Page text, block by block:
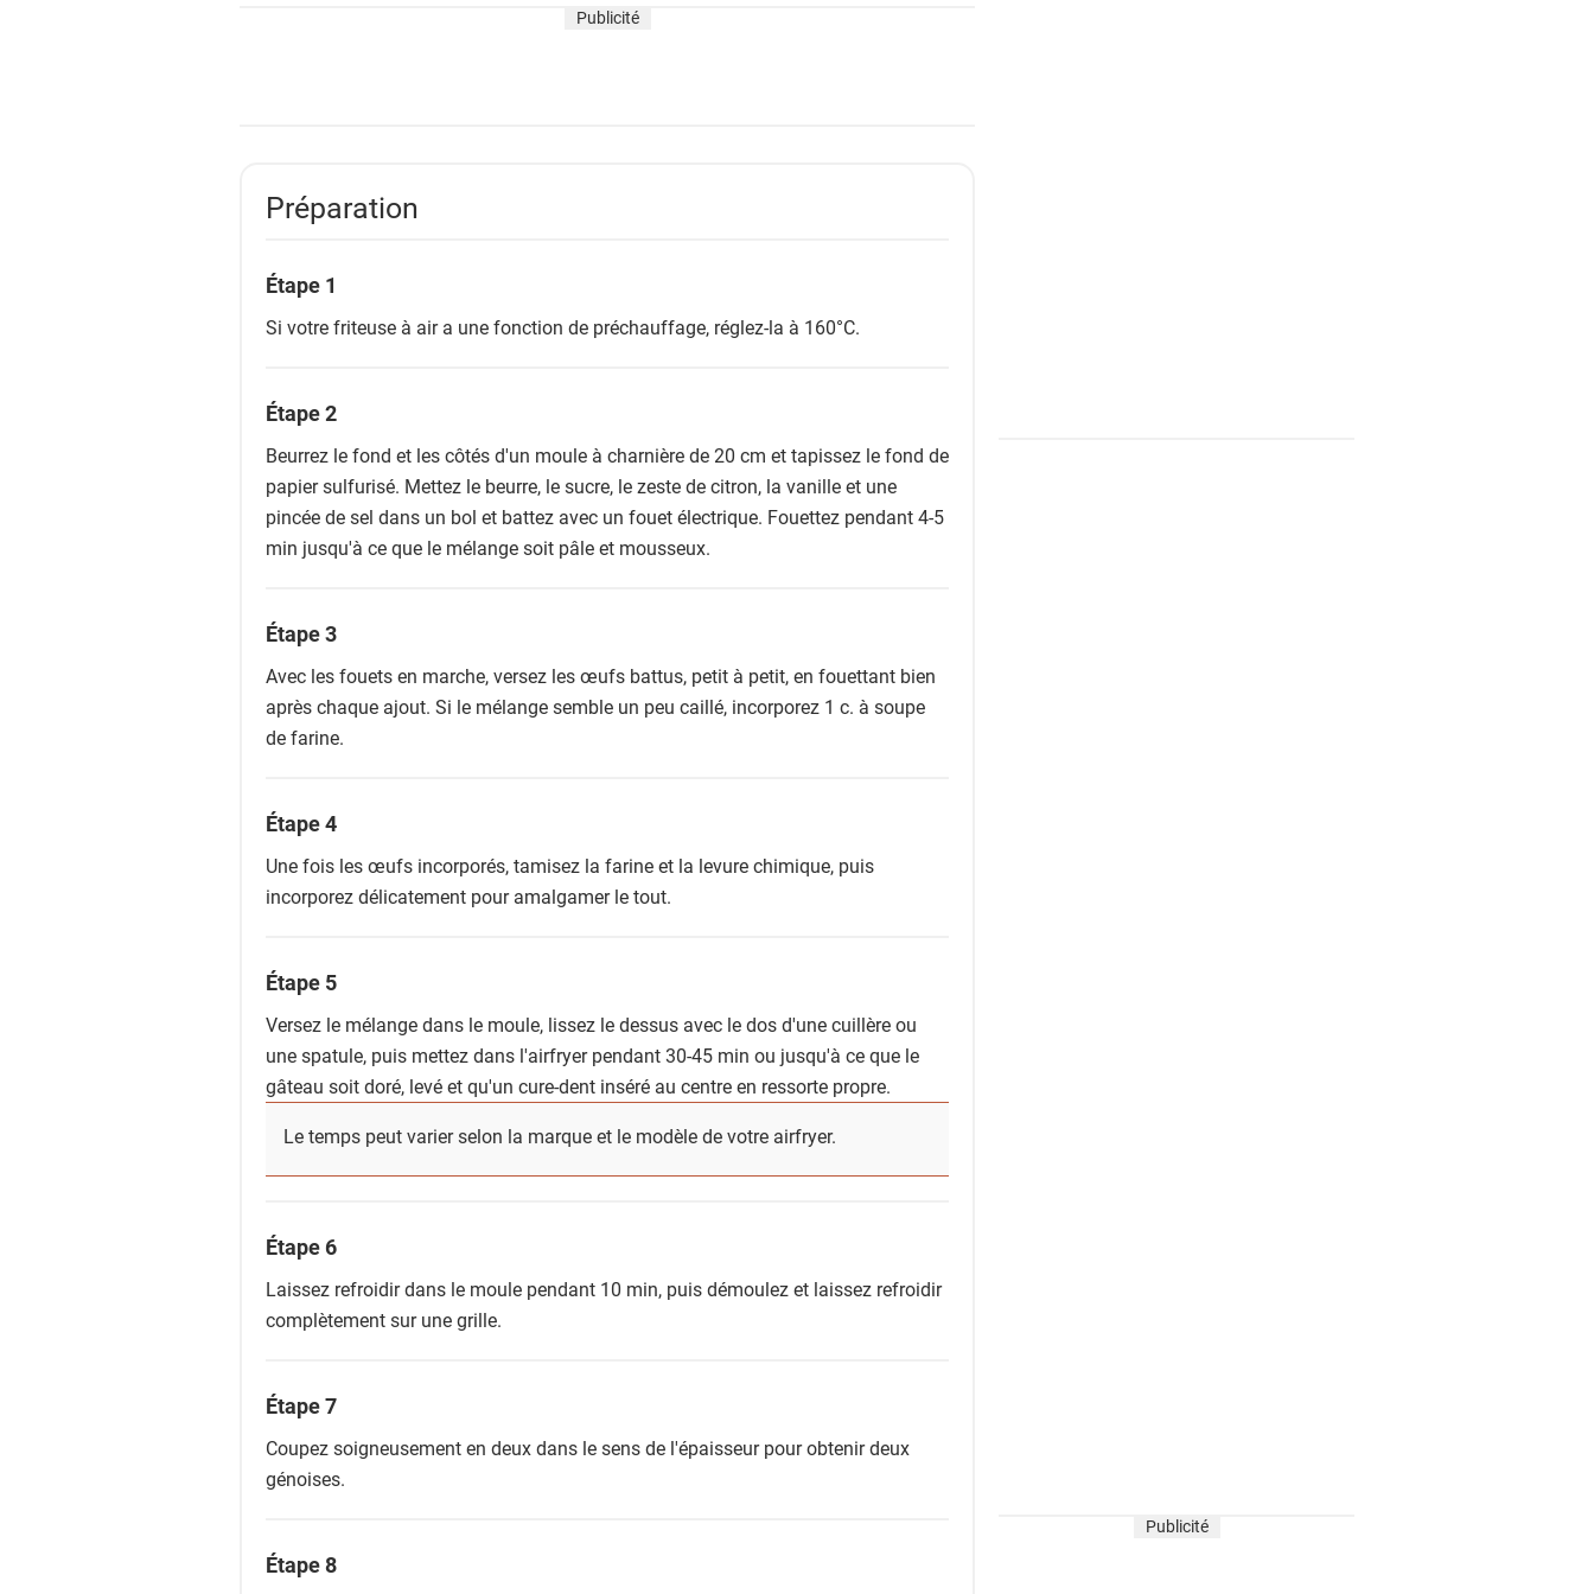
Publicité
Préparation
Étape 1
Si votre friteuse à air a une fonction de préchauffage, réglez-la à 160°C.
Étape 2
Beurrez le fond et les côtés d'un moule à charnière de 20 cm et tapissez le fond de
papier sulfurisé. Mettez le beurre, le sucre, le zeste de citron, la vanille et une
pincée de sel dans un bol et battez avec un fouet électrique. Fouettez pendant 4-5
min jusqu'à ce que le mélange soit pâle et mousseux.
Étape 3
Avec les fouets en marche, versez les œufs battus, petit à petit, en fouettant bien
après chaque ajout. Si le mélange semble un peu caillé, incorporez 1 c. à soupe
de farine.
Étape 4
Une fois les œufs incorporés, tamisez la farine et la levure chimique, puis
incorporez délicatement pour amalgamer le tout.
Étape 5
Versez le mélange dans le moule, lissez le dessus avec le dos d'une cuillère ou
une spatule, puis mettez dans l'airfryer pendant 30-45 min ou jusqu'à ce que le
gâteau soit doré, levé et qu'un cure-dent inséré au centre en ressorte propre.
Le temps peut varier selon la marque et le modèle de votre airfryer.
Étape 6
Laissez refroidir dans le moule pendant 10 min, puis démoulez et laissez refroidir
complètement sur une grille.
Étape 7
Coupez soigneusement en deux dans le sens de l'épaisseur pour obtenir deux
génoises.
Étape 8
Publicité